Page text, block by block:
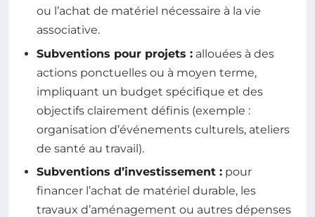
ou l’achat de matériel nécessaire à la vie
associative.
Subventions pour projets : allouées à des
actions ponctuelles ou à moyen terme,
impliquant un budget spécifique et des
objectifs clairement définis (exemple :
organisation d’événements culturels, ateliers
de santé au travail).
Subventions d’investissement : pour
financer l’achat de matériel durable, les
travaux d’aménagement ou autres dépenses